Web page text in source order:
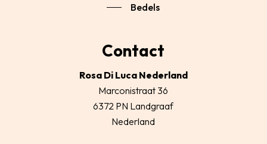
Bedels
Contact
Rosa Di Luca Nederland
Marconistraat 36
6372 PN Landgraaf
Nederland